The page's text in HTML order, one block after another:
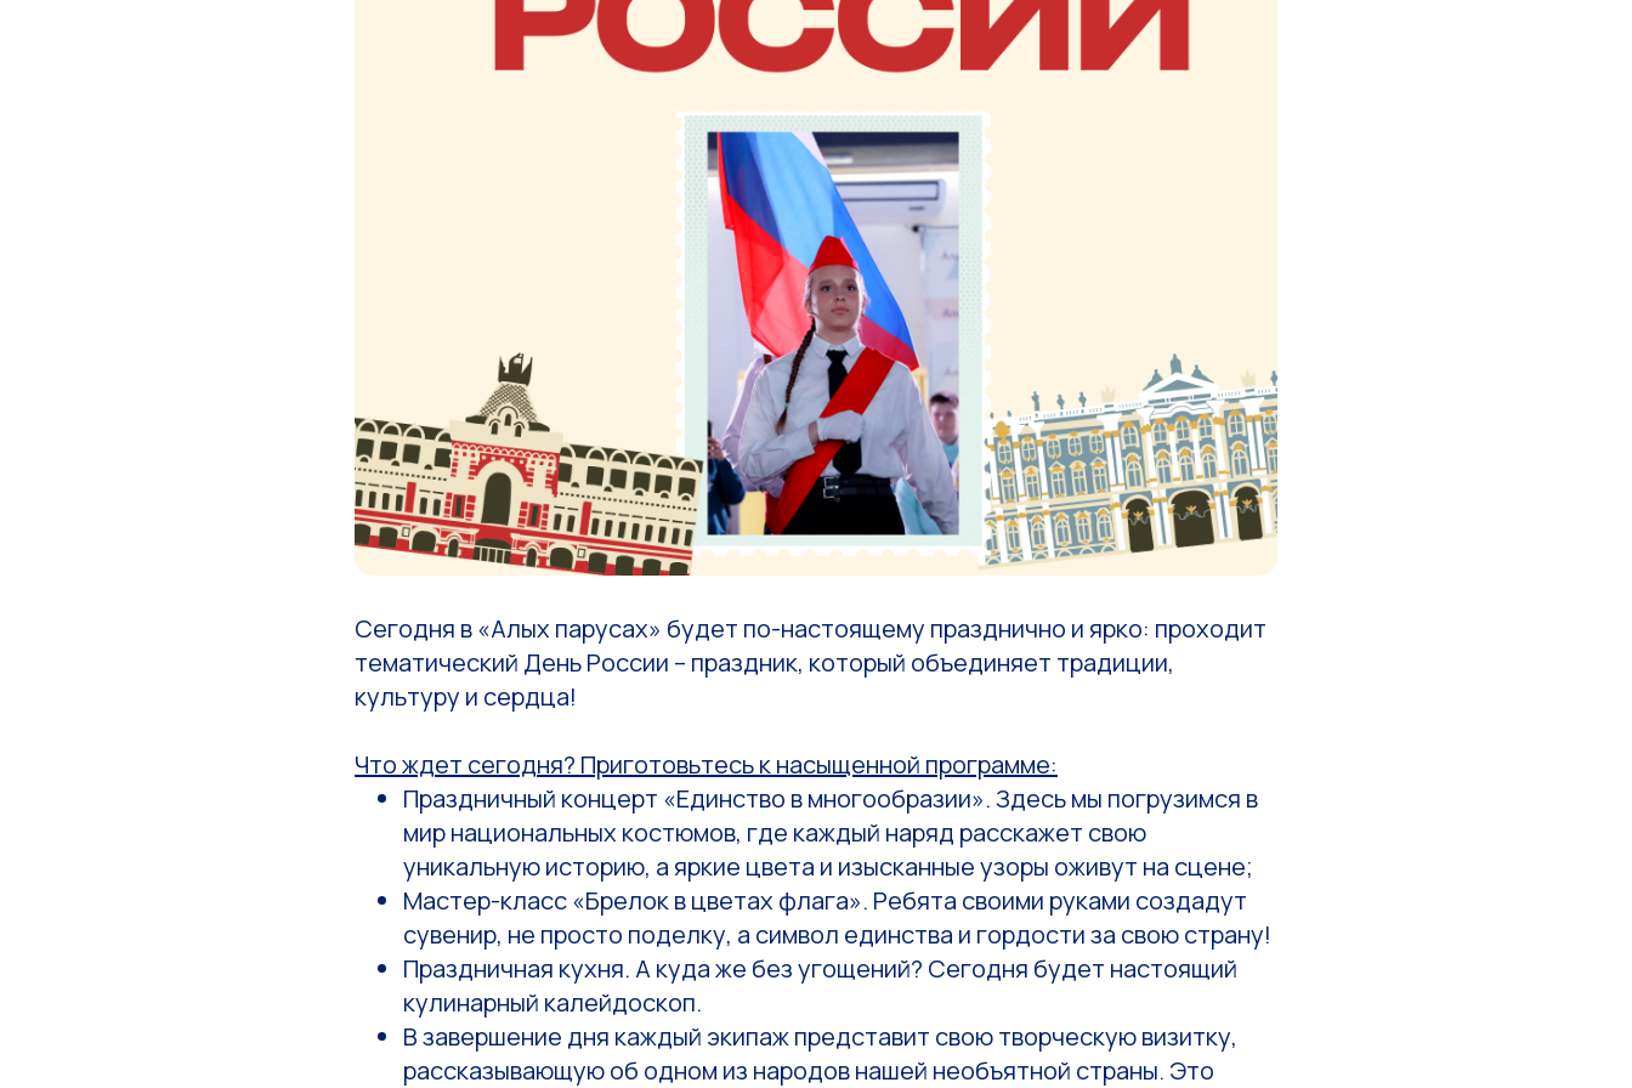
Сегодня в «Алых парусах» будет по-настоящему празднично и ярко: проходит
тематический День России – праздник, который объединяет традиции,
культуру и сердца!
Что ждет сегодня? Приготовьтесь к насыщенной программе:
Праздничный концерт «Единство в многообразии». Здесь мы погрузимся в
мир национальных костюмов, где каждый наряд расскажет свою
уникальную историю, а яркие цвета и изысканные узоры оживут на сцене;
Мастер-класс «Брелок в цветах флага». Ребята своими руками создадут
сувенир, не просто поделку, а символ единства и гордости за свою страну!
Праздничная кухня. А куда же без угощений? Сегодня будет настоящий
кулинарный калейдоскоп.
В завершение дня каждый экипаж представит свою творческую визитку,
рассказывающую об одном из народов нашей необъятной страны. Это